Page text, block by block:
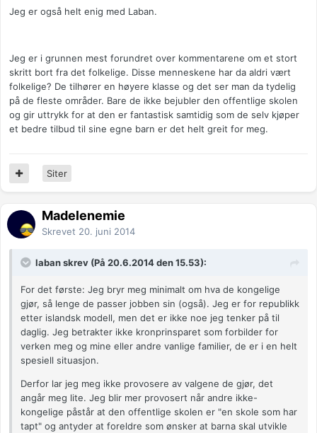
Jeg er også helt enig med Laban.
Jeg er i grunnen mest forundret over kommentarene om et stort
skritt bort fra det folkelige. Disse menneskene har da aldri vært
folkelige? De tilhører en høyere klasse og det ser man da tydelig
på de fleste områder. Bare de ikke bejubler den offentlige skolen
og gir uttrykk for at den er fantastisk samtidig som de selv kjøper
et bedre tilbud til sine egne barn er det helt greit for meg.
Siter
Madelenemie
Skrevet 20. juni 2014
laban skrev (På 20.6.2014 den 15.53):
For det første: Jeg bryr meg minimalt om hva de kongelige
gjør, så lenge de passer jobben sin (også). Jeg er for republikk
etter islandsk modell, men det er ikke noe jeg tenker på til
daglig. Jeg betrakter ikke kronprinsparet som forbilder for
verken meg og mine eller andre vanlige familier, de er i en helt
spesiell situasjon.
Derfor lar jeg meg ikke provosere av valgene de gjør, det
angår meg lite. Jeg blir mer provosert når andre ikke-
kongelige påstår at den offentlige skolen er "en skole som har
tapt" og antyder at foreldre som ønsker at barna skal utvikle